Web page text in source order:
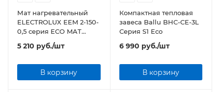
Мат нагревательный
ELECTROLUX EEM 2-150-
0,5 серия ECO MAT
(комплект теплого пола)
5 210 руб./шт
В корзину
Компактная тепловая
завеса Ballu BHC-CE-3L
Серия S1 Eco
6 990 руб./шт
В корзину